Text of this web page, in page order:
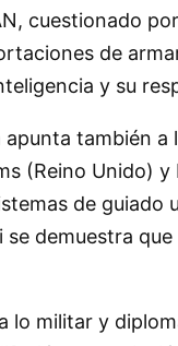
cuestionado
de
y su
también
(Reino Unido)
de
demuestra
lo militar y